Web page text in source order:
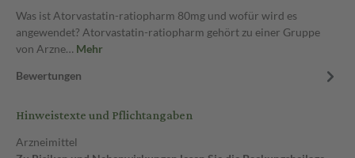
Was ist Atorvastatin-ratiopharm 80mg und wofür wird es
angewendet? Atorvastatin-ratiopharm gehört zu einer Gruppe
von Arzne… Mehr
Bewertungen
Hinweistexte und Pflichtangaben
Arzneimittel